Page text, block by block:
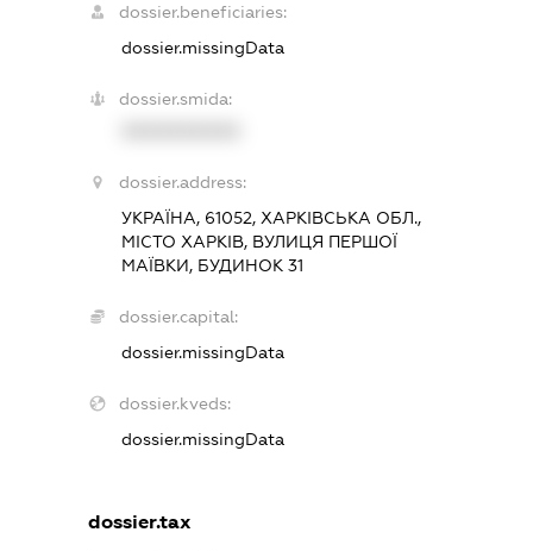
dossier.beneficiaries:
dossier.missingData
dossier.smida:
dossier.address:
УКРАЇНА, 61052, ХАРКІВСЬКА ОБЛ.,
МІСТО ХАРКІВ, ВУЛИЦЯ ПЕРШОЇ
МАЇВКИ, БУДИНОК 31
dossier.capital:
dossier.missingData
dossier.kveds:
dossier.missingData
dossier.tax